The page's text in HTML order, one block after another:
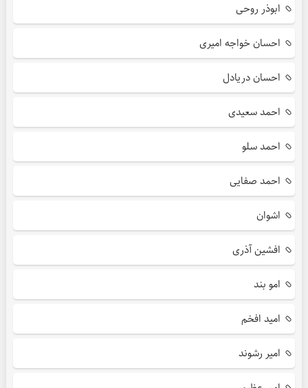
ابوذر روحی
احسان خواجه امیری
احسان دریادل
احمد سعیدی
احمد سلو
احمد صفایی
اشوان
افشین آذری
امو بند
امید افخم
امیر رشوند